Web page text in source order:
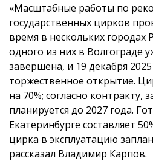
«Масштабные работы по
государственных цирков
время в нескольких городах
одного из них в Волгограде
завершена, и 19 декабря 2025
торжественное открытие.
на 70%; согласно контракту,
планируется до 2027 года.
Екатеринбурге составляет
цирка в эксплуатацию
рассказал Владимир Карпов.